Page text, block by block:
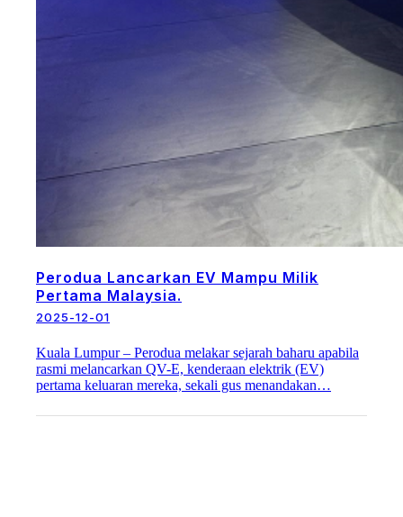
Perodua Lancarkan EV Mampu Milik
Pertama Malaysia.
2025-12-01
Kuala Lumpur – Perodua melakar sejarah baharu apabila
rasmi melancarkan QV-E, kenderaan elektrik (EV)
pertama keluaran mereka, sekali gus menandakan…